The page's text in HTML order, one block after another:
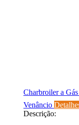
Charbroiler a
Venâncio
Descrição: